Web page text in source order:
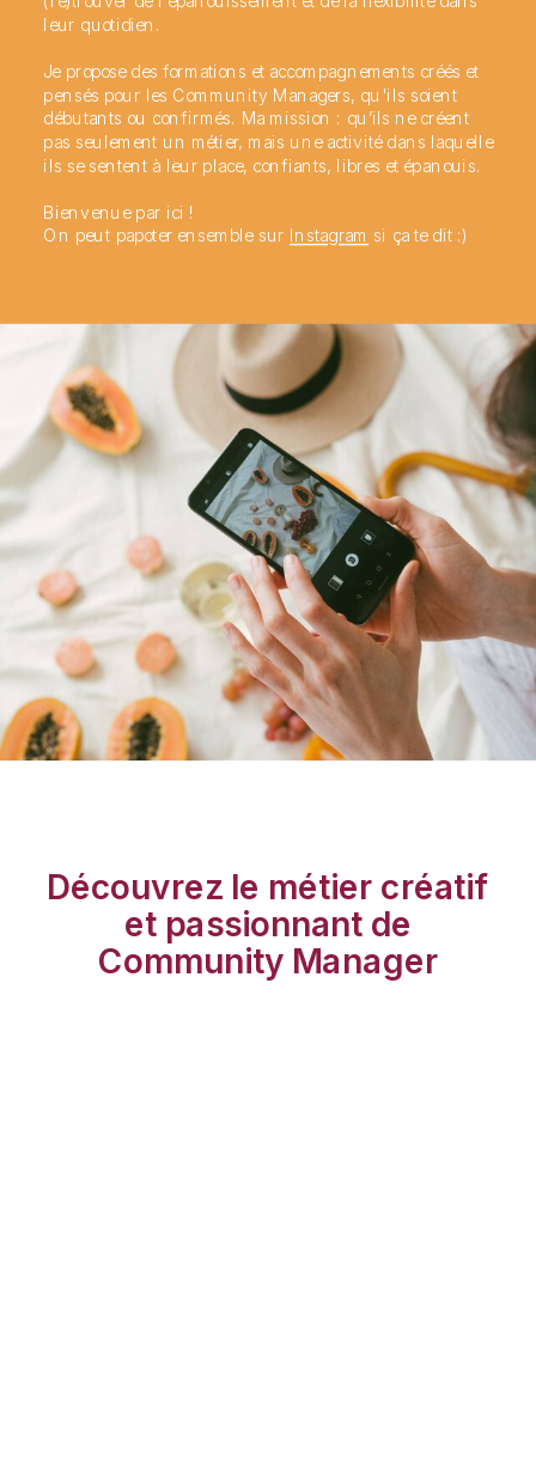
leur quotidien.
Je propose des formations et accompagnements créés et
pensés pour les Community Managers, qu'ils soient
débutants ou confirmés. Ma mission : qu’ils ne créent
pas seulement un métier, mais une activité dans laquelle
ils se sentent à leur place, confiants, libres et épanouis.
Bienvenue par ici !
On peut papoter ensemble sur Instagram si ça te dit :)
Découvrez le métier créatif
et passionnant de
Community Manager